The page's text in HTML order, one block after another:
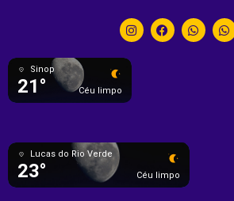
Sinop
21° Céu limpo
Lucas do Rio Verde
23° Céu limpo